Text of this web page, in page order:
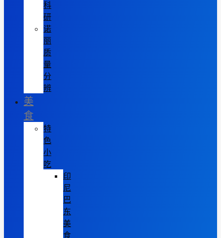
科
研
诺
丽
质
量
分
辨
美
食
特
色
小
吃
印
尼
巴
东
美
食